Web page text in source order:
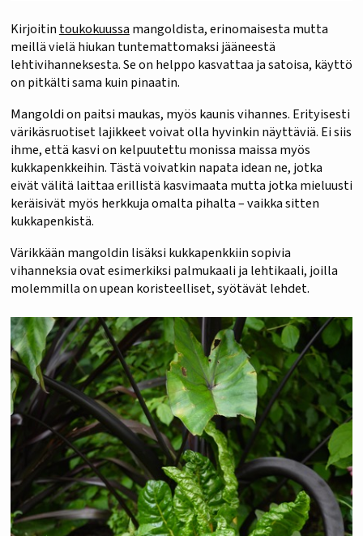
Kirjoitin toukokuussa mangoldista, erinomaisesta mutta
meillä vielä hiukan tuntemattomaksi jääneestä
lehtivihanneksesta. Se on helppo kasvattaa ja satoisa, käyttö
on pitkälti sama kuin pinaatin.
Mangoldi on paitsi maukas, myös kaunis vihannes. Erityisesti
värikäsruotiset lajikkeet voivat olla hyvinkin näyttäviä. Ei siis
ihme, että kasvi on kelpuutettu monissa maissa myös
kukkapenkkeihin. Tästä voivatkin napata idean ne, jotka
eivät välitä laittaa erillistä kasvimaata mutta jotka mieluusti
keräisivät myös herkkuja omalta pihalta – vaikka sitten
kukkapenkistä.
Värikkään mangoldin lisäksi kukkapenkkiin sopivia
vihanneksia ovat esimerkiksi palmukaali ja lehtikaali, joilla
molemmilla on upean koristeelliset, syötävät lehdet.